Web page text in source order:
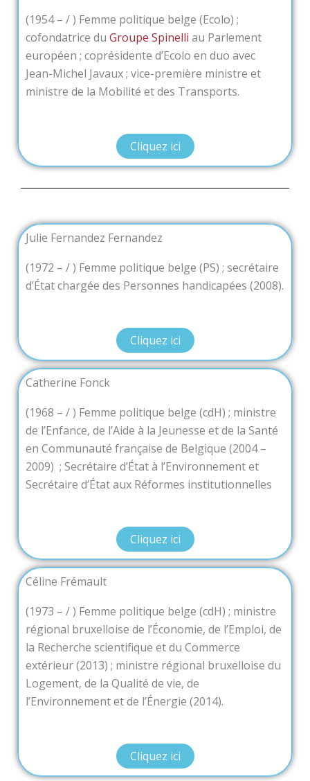
(1954 – / ) Femme politique belge (Ecolo) ;
cofondatrice du Groupe Spinelli au Parlement
européen ; coprésidente d’Ecolo en duo avec
Jean-Michel Javaux ; vice-première ministre et
ministre de la Mobilité et des Transports.
Cliquez ici
Julie Fernandez Fernandez
(1972 – / ) Femme politique belge (PS) ; secrétaire
d’État chargée des Personnes handicapées (2008).
Cliquez ici
Catherine Fonck
(1968 – / ) Femme politique belge (cdH) ; ministre
de l’Enfance, de l’Aide à la Jeunesse et de la Santé
en Communauté française de Belgique (2004 –
2009) ; Secrétaire d’État à l’Environnement et
Secrétaire d’État aux Réformes institutionnelles
Cliquez ici
Céline Frémault
(1973 – / ) Femme politique belge (cdH) ; ministre
régional bruxelloise de l’Économie, de l’Emploi, de
la Recherche scientifique et du Commerce
extérieur (2013) ; ministre régional bruxelloise du
Logement, de la Qualité de vie, de
l’Environnement et de l’Énergie (2014).
Cliquez ici